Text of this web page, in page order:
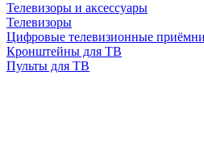
Телевизоры и аксессуары
Телевизоры
Цифровые телевизионные
Кронштейны для ТВ
Пульты для ТВ